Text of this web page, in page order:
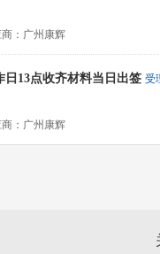
：广州康辉
13点收齐材料当日出签 受
：广州康辉